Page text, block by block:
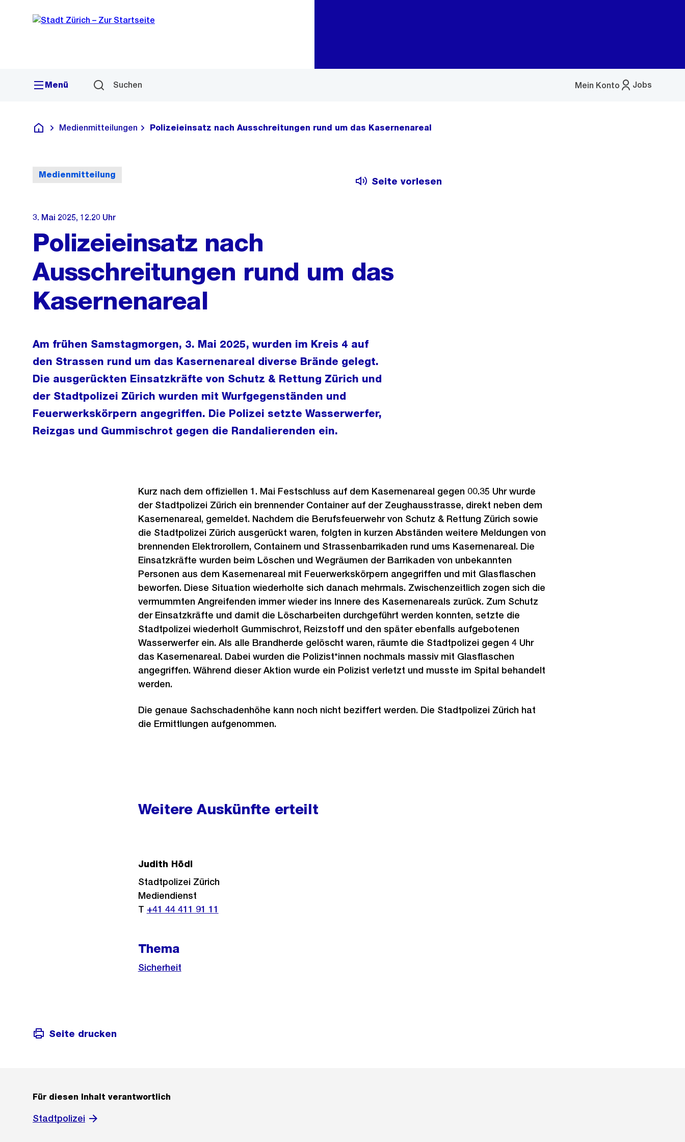
Navigation
Sprunglink
Menü Suchen Jobs
Mein Konto
Menü
Deutsch
Medienmitteilungen Polizeieinsatz nach Ausschreitungen rund um das Kasernenareal
Medienmitteilung
Seite vorlesen
3. Mai 2025, 12.20 Uhr
Polizeieinsatz nach
Ausschreitungen rund um das
Kasernenareal
Am frühen Samstagmorgen, 3. Mai 2025, wurden im Kreis 4 auf
den Strassen rund um das Kasernenareal diverse Brände gelegt.
Die ausgerückten Einsatzkräfte von Schutz & Rettung Zürich und
der Stadtpolizei Zürich wurden mit Wurfgegenständen und
Feuerwerkskörpern angegriffen. Die Polizei setzte Wasserwerfer,
Reizgas und Gummischrot gegen die Randalierenden ein.
Kurz nach dem offiziellen 1. Mai Festschluss auf dem Kasernenareal gegen 00.35 Uhr wurde
der Stadtpolizei Zürich ein brennender Container auf der Zeughausstrasse, direkt neben dem
Kasernenareal, gemeldet. Nachdem die Berufsfeuerwehr von Schutz & Rettung Zürich sowie
die Stadtpolizei Zürich ausgerückt waren, folgten in kurzen Abständen weitere Meldungen von
brennenden Elektrorollern, Containern und Strassenbarrikaden rund ums Kasernenareal. Die
Einsatzkräfte wurden beim Löschen und Wegräumen der Barrikaden von unbekannten
Personen aus dem Kasernenareal mit Feuerwerkskörpern angegriffen und mit Glasflaschen
beworfen. Diese Situation wiederholte sich danach mehrmals. Zwischenzeitlich zogen sich die
vermummten Angreifenden immer wieder ins Innere des Kasernenareals zurück. Zum Schutz
der Einsatzkräfte und damit die Löscharbeiten durchgeführt werden konnten, setzte die
Stadtpolizei wiederholt Gummischrot, Reizstoff und den später ebenfalls aufgebotenen
Wasserwerfer ein. Als alle Brandherde gelöscht waren, räumte die Stadtpolizei gegen 4 Uhr
das Kasernenareal. Dabei wurden die Polizist*innen nochmals massiv mit Glasflaschen
angegriffen. Während dieser Aktion wurde ein Polizist verletzt und musste im Spital behandelt
werden.
Die genaue Sachschadenhöhe kann noch nicht beziffert werden. Die Stadtpolizei Zürich hat
die Ermittlungen aufgenommen.
Weitere Auskünfte erteilt
Judith Hödl
Stadtpolizei Zürich
Mediendienst
T +41 44 411 91 11
Thema
Sicherheit
Seite drucken
Für diesen Inhalt verantwortlich
Stadtpolizei